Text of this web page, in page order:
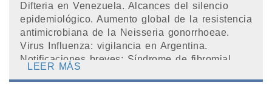
Difteria en Venezuela. Alcances del silencio
epidemiológico. Aumento global de la resistencia
antimicrobiana de la Neisseria gonorrhoeae.
Virus Influenza: vigilancia en Argentina.
Notificaciones breves: Síndrome de fibromial...
LEER MÁS